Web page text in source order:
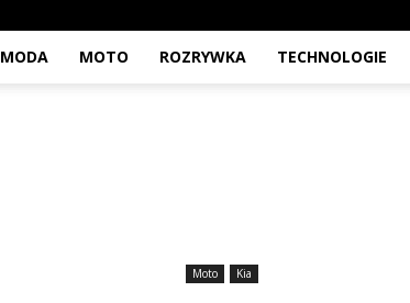
MODA MOTO ROZRYWKA TECHNOLOGIE
Moto Kia